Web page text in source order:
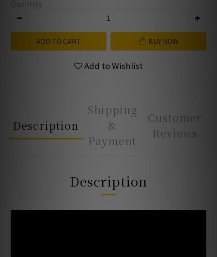
Quantity
ADD TO CART BUY NOW
Add to Wishlist
Description
Shipping
&
Payment
Customer
Reviews
Description